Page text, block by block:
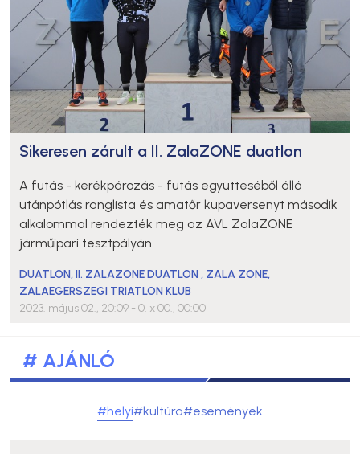
Sikeresen zárult a II. ZalaZONE duatlon
A futás - kerékpározás - futás együtteséből álló
utánpótlás ranglista és amatőr kupaversenyt második
alkalommal rendezték meg az AVL ZalaZONE
járműipari tesztpályán.
DUATLON,II. ZALAZONE DUATLON , ZALA ZONE,
ZALAEGERSZEGI TRIATLON KLUB
2023. május 02., 20:09 - 0. x 00., 00:00
# AJÁNLÓ
#helyi#kultúra#események